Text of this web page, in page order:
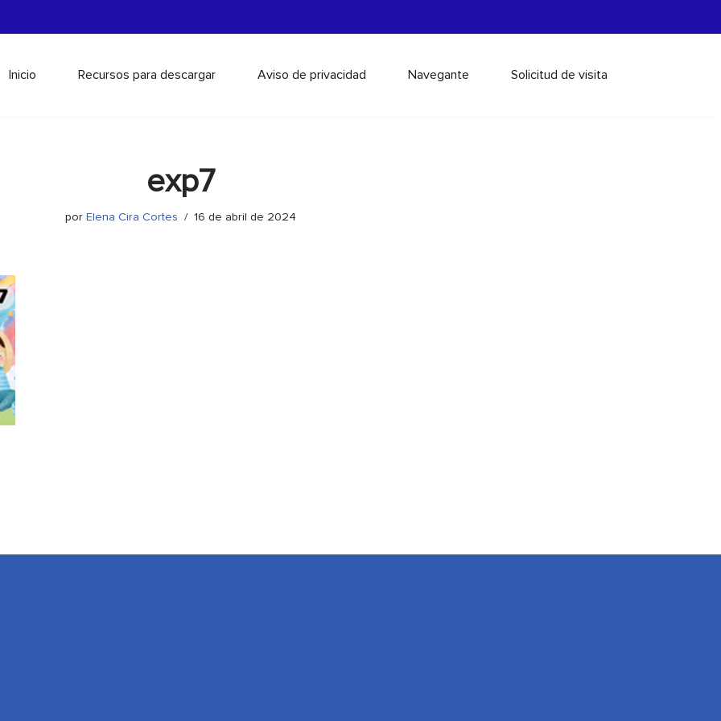
Inicio Recursos para descargar Aviso de privacidad Navegante Solicitud de visita
exp7
por Elena Cira Cortes 16 de abril de 2024